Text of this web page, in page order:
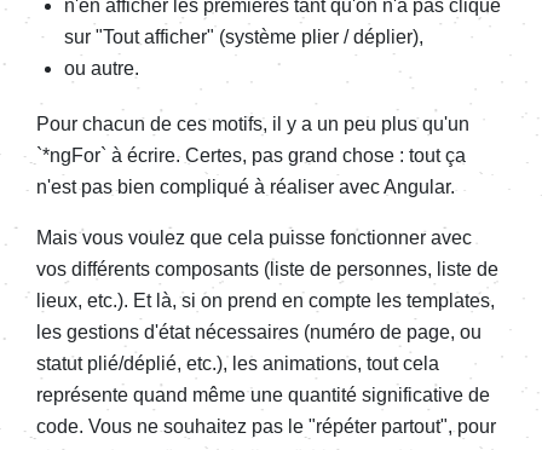
n'en afficher les premières tant qu'on n'a pas cliqué
sur "Tout afficher" (système plier / déplier),
ou autre.
Pour chacun de ces motifs, il y a un peu plus qu'un
`*ngFor` à écrire. Certes, pas grand chose : tout ça
n'est pas bien compliqué à réaliser avec Angular.
Mais vous voulez que cela puisse fonctionner avec
vos différents composants (liste de personnes, liste de
lieux, etc.). Et là, si on prend en compte les templates,
les gestions d'état nécessaires (numéro de page, ou
statut plié/déplié, etc.), les animations, tout cela
représente quand même une quantité significative de
code. Vous ne souhaitez pas le "répéter partout", pour